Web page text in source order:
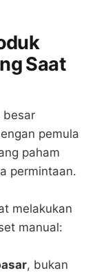
Saat
besar
pemula
paham
permintaan.
melakukan
manual:
, bukan